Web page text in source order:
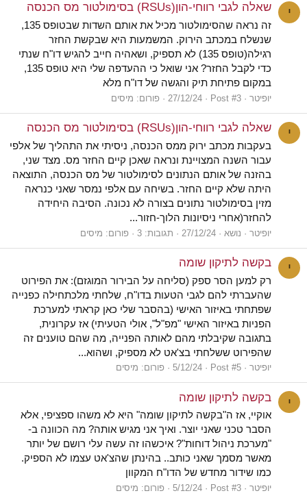
י שאלה לגבי רווחי-הון(RSUs) בסימולטור מס הכנסה
זה נראה שהסימולטור מכיל את אותם השדות שבטופס 135,
שנשלח במכתב הירוק. המשמעות היא שבקשת החזר
רגילה(טופס 135) לא תספיק, ושאהיה חייב להגיש דו"ח שנתי
כדי לקבל החזר? אני שואל כי ההעדפה שלי היא טופס 135,
במקום פתיחת תיק והגשה של דו"ח מלא
יופיטר Post #3
27/12/24 פורום: מיסים
י שאלה לגבי רווחי-הון(RSUs) בסימולטור מס הכנסה
בעקבות מכתב ירוק ממס הכנסה, ניסיתי את התהליך של אלפי
עבור השנה המצויינת ונראה שאכן קיים החזר מס. מצד שני,
בהזנה של אותם הנתונים לסימולטור של מס הכנסה, התוצאה
היתה שלא קיים החזר. בשיחה עם אלפי נמסר שאני כנראה
מזין בסימולטור נתונים בצורה לא נכונה. הסיבה היחידה
להחזר(אחרי ניסיונות הלוך-חזור...
יופיטר נושא 27/12/24 תגובות: 3 פורום: מיסים
י בקשה לתיקון שומה
רק למען הסר ספק (סליחה על הבירור המוגזם): את הפירוט
שהעברתי להם לגבי הטעות בדו"ח, שלחתי מלכתחילה כפנייה
שפתחתי באיזור האישי (בהסבר שלי כאן קראתי למערכת
הפניות באיזור האישי "מפ"ל", אולי הטעיתי) אז עקרונית,
בתגובה שקיבלתי מהם לאותה הפנייה, מה שהם טוענים זה
שהפירוט ששלחתי בצ'אט לא מספיק, ושהוא...
יופיטר Post #5
5/12/24 פורום: מיסים
י בקשה לתיקון שומה
אוקיי, אז ה"בקשה לתיקון שומה" היא לא משהו ספציפי, אלא
הסבר טכני שאני יוצר. ואיך אני מגיש אותה? מה הכוונה ב-
"מערכת ניהול דוחות"? איכשהו זה עשה עלי רושם של יותר
מאשר מסמך שאני כותב.. בהינתן שהצ'אט עצמו לא הספיק.
כמו שידור מחדש של הדו"ח המקוון
יופיטר Post #3
5/12/24 פורום: מיסים